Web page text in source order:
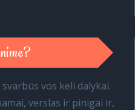
vos keli dalykai.
verslas ir pinigai ir,